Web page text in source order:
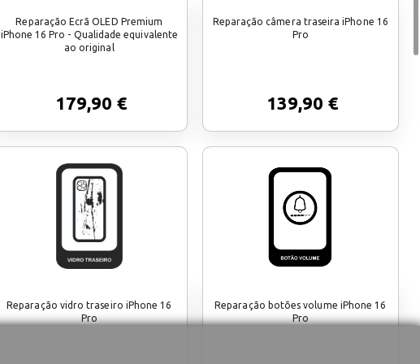
Reparação Ecrã OLED Premium
iPhone 16 Pro - Qualidade equivalente
ao original
179,90 €
Reparação câmera traseira iPhone 16
Pro
139,90 €
Reparação vidro traseiro iPhone 16
Pro
Reparação botões volume iPhone 16
Pro